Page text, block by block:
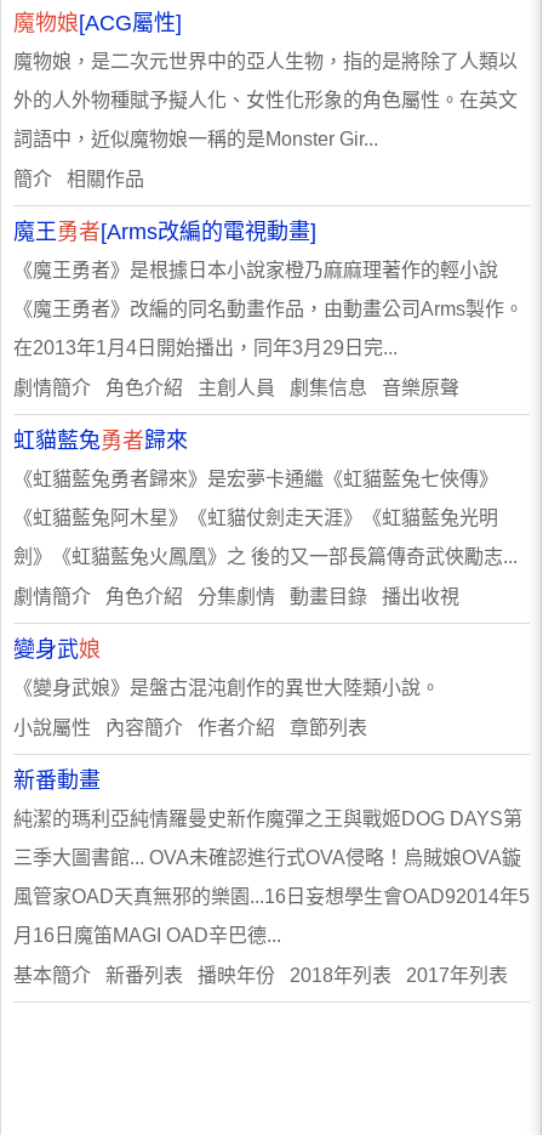
魔物娘[ACG屬性]
魔物娘，是二次元世界中的亞人生物，指的是將除了人類以
外的人外物種賦予擬人化、女性化形象的角色屬性。在英文
詞語中，近似魔物娘一稱的是Monster Gir...
簡介 相關作品
魔王勇者[Arms改編的電視動畫]
《魔王勇者》是根據日本小說家橙乃麻麻理著作的輕小說
《魔王勇者》改編的同名動畫作品，由動畫公司Arms製作。
在2013年1月4日開始播出，同年3月29日完...
劇情簡介 角色介紹 主創人員 劇集信息 音樂原聲
虹貓藍兔勇者歸來
《虹貓藍兔勇者歸來》是宏夢卡通繼《虹貓藍兔七俠傳》
《虹貓藍兔阿木星》《虹貓仗劍走天涯》《虹貓藍兔光明
劍》《虹貓藍兔火鳳凰》之 後的又一部長篇傳奇武俠勵志...
劇情簡介 角色介紹 分集劇情 動畫目錄 播出收視
變身武娘
《變身武娘》是盤古混沌創作的異世大陸類小說。
小說屬性 內容簡介 作者介紹 章節列表
新番動畫
純潔的瑪利亞純情羅曼史新作魔彈之王與戰姬DOG DAYS第
三季大圖書館... OVA未確認進行式OVA侵略！烏賊娘OVA鏇
風管家OAD天真無邪的樂園...16日妄想學生會OAD92014年5
月16日魔笛MAGI OAD辛巴德...
基本簡介 新番列表 播映年份 2018年列表 2017年列表